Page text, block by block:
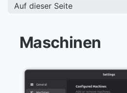
Auf dieser Seite
Maschinen